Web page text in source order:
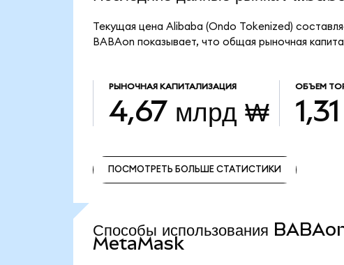
Текущая цена Alibaba (Ondo Tokenized)
BABAon показывает, что общая рыночная
РЫНОЧНАЯ КАПИТАЛИЗАЦИЯ
4,67 млрд ₩
ОБЪЕМ
ПОСМОТРЕТЬ БОЛЬШЕ СТАТИСТИКИ
Способы использования
MetaMask